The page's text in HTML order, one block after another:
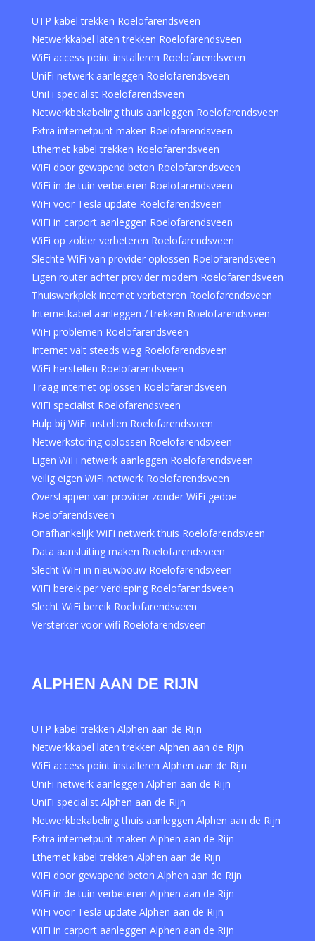
UTP kabel trekken Roelofarendsveen
Netwerkkabel laten trekken Roelofarendsveen
WiFi access point installeren Roelofarendsveen
UniFi netwerk aanleggen Roelofarendsveen
UniFi specialist Roelofarendsveen
Netwerkbekabeling thuis aanleggen Roelofarendsveen
Extra internetpunt maken Roelofarendsveen
Ethernet kabel trekken Roelofarendsveen
WiFi door gewapend beton Roelofarendsveen
WiFi in de tuin verbeteren Roelofarendsveen
WiFi voor Tesla update Roelofarendsveen
WiFi in carport aanleggen Roelofarendsveen
WiFi op zolder verbeteren Roelofarendsveen
Slechte WiFi van provider oplossen Roelofarendsveen
Eigen router achter provider modem Roelofarendsveen
Thuiswerkplek internet verbeteren Roelofarendsveen
Internetkabel aanleggen / trekken Roelofarendsveen
WiFi problemen Roelofarendsveen
Internet valt steeds weg Roelofarendsveen
WiFi herstellen Roelofarendsveen
Traag internet oplossen Roelofarendsveen
WiFi specialist Roelofarendsveen
Hulp bij WiFi instellen Roelofarendsveen
Netwerkstoring oplossen Roelofarendsveen
Eigen WiFi netwerk aanleggen Roelofarendsveen
Veilig eigen WiFi netwerk Roelofarendsveen
Overstappen van provider zonder WiFi gedoe
Roelofarendsveen
Onafhankelijk WiFi netwerk thuis Roelofarendsveen
Data aansluiting maken Roelofarendsveen
Slecht WiFi in nieuwbouw Roelofarendsveen
WiFi bereik per verdieping Roelofarendsveen
Slecht WiFi bereik Roelofarendsveen
Versterker voor wifi Roelofarendsveen
ALPHEN AAN DE RIJN
UTP kabel trekken Alphen aan de Rijn
Netwerkkabel laten trekken Alphen aan de Rijn
WiFi access point installeren Alphen aan de Rijn
UniFi netwerk aanleggen Alphen aan de Rijn
UniFi specialist Alphen aan de Rijn
Netwerkbekabeling thuis aanleggen Alphen aan de Rijn
Extra internetpunt maken Alphen aan de Rijn
Ethernet kabel trekken Alphen aan de Rijn
WiFi door gewapend beton Alphen aan de Rijn
WiFi in de tuin verbeteren Alphen aan de Rijn
WiFi voor Tesla update Alphen aan de Rijn
WiFi in carport aanleggen Alphen aan de Rijn